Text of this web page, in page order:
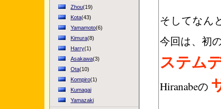
Zhou(19)
Kota(43)
Yamamoto(6)
Kimura(8)
Harry(1)
Asakawa(3)
Ota(10)
Kompiro(1)
Kumagai
Yamazaki
そしてなん
今回は、初
ステム
Hiranabeの